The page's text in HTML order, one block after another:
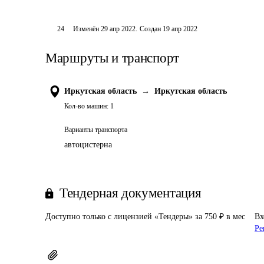
24 Изменён29 апр 2022. Создан 19 апр 2022
Маршруты и транспорт
Иркутская область → Иркутская область
Кол-во машин: 1
Варианты транспорта
автоцистерна
Тендерная документация
Доступно только с лицензией «Тендеры» за 750 ₽ в мес